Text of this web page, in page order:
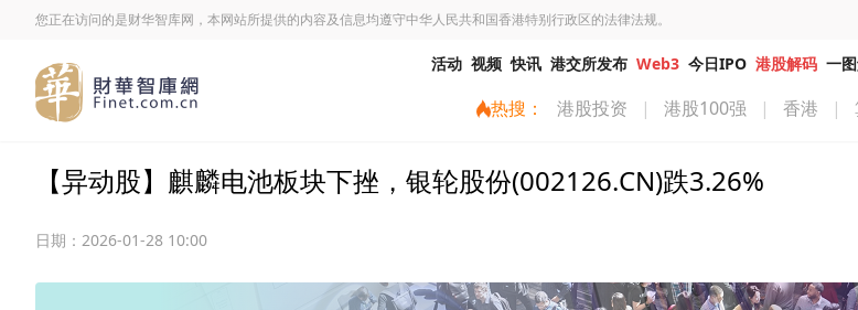
您正在访问的是财华智库网，本网站所提供的内容及信息均遵守中华人民共和国香港特别行政区的法律法规。
活动 视频 快讯 港交所发布 Web3 今日IPO 港股解码 一
热搜： 港股投资 | 港股100强 | 香港 |
【异动股】麒麟电池板块下挫，银轮股份(002126.CN)跌3.26%
日期： 2026-01-28 10:00